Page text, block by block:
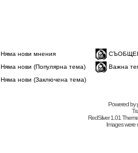
Няма нови мнения
Няма нови (Популярна тема)
Важна
Няма нови (Заключена тема)
Powered by
RedSilver 1.01
Images were